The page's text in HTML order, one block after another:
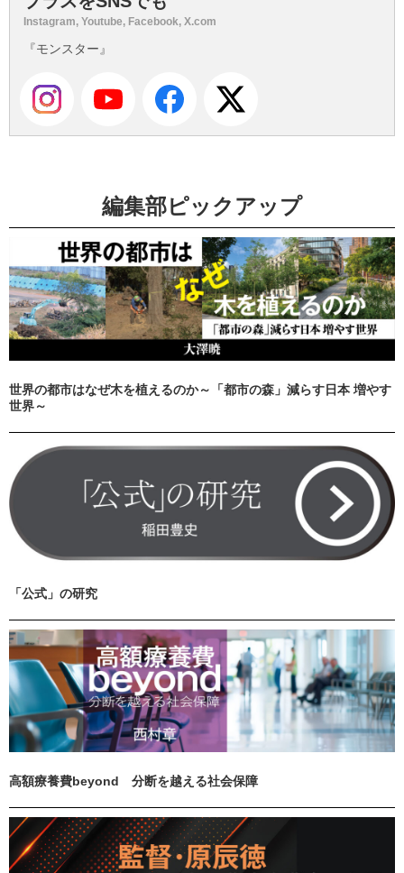
Instagram, Youtube, Facebook, X.com
『モンスター』
編集部ピックアップ
世界の都市はなぜ木を植えるのか～「都市の森」減らす日本 増やす
世界～
「公式」の研究
高額療養費beyond 分断を越える社会保障